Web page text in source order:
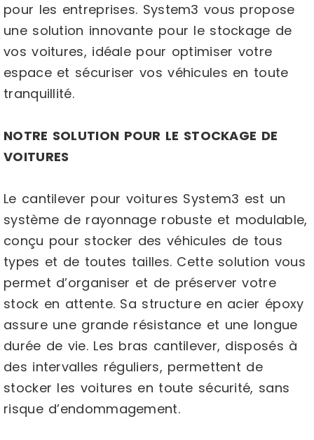
pour les entreprises. System3 vous propose
une solution innovante pour le stockage de
vos voitures, idéale pour optimiser votre
espace et sécuriser vos véhicules en toute
tranquillité.
NOTRE SOLUTION POUR LE STOCKAGE DE
VOITURES
Le cantilever pour voitures System3 est un
système de rayonnage robuste et modulable,
conçu pour stocker des véhicules de tous
types et de toutes tailles. Cette solution vous
permet d’organiser et de préserver votre
stock en attente. Sa structure en acier époxy
assure une grande résistance et une longue
durée de vie. Les bras cantilever, disposés à
des intervalles réguliers, permettent de
stocker les voitures en toute sécurité, sans
risque d’endommagement.